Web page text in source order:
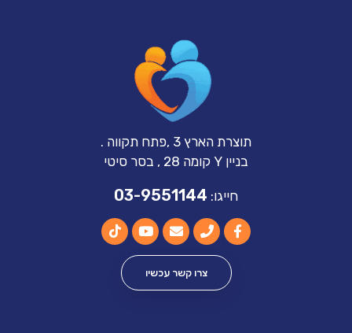
תוצרת הארץ 3 ,פתח תקווה .
בניין Y קומה 28 , בסר סיטי
חייגו: 03-9551144
צרו קשר עכשיו